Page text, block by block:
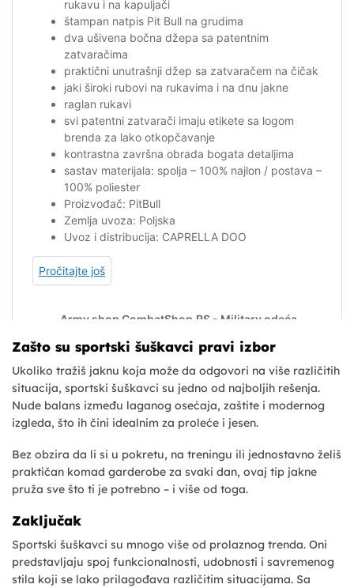
Zašto su sportski šuškavci pravi izbor
Ukoliko tražiš jaknu koja može da odgovori na više različitih
situacija, sportski šuškavci su jedno od najboljih rešenja.
Nude balans između laganog osećaja, zaštite i modernog
izgleda, što ih čini idealnim za proleće i jesen.
Bez obzira da li si u pokretu, na treningu ili jednostavno želiš
praktičan komad garderobe za svaki dan, ovaj tip jakne
pruža sve što ti je potrebno – i više od toga.
Zaključak
Sportski šuškavci su mnogo više od prolaznog trenda. Oni
predstavljaju spoj funkcionalnosti, udobnosti i savremenog
stila koji se lako prilagođava različitim situacijama. Sa